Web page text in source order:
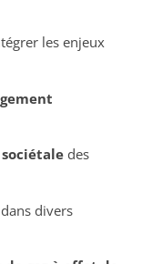
les enjeux
des
divers